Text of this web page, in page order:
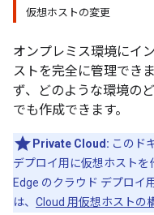
仮想ホストの変更
オンプレミス環境にイ
ストを完全に管理でき
ず、どのような環境の
でも作成できます。
Private Cloud: このド
デプロイ用に仮想ホストを
Edge のクラウド デプロイ
は、 Cloud 用仮想ホストの